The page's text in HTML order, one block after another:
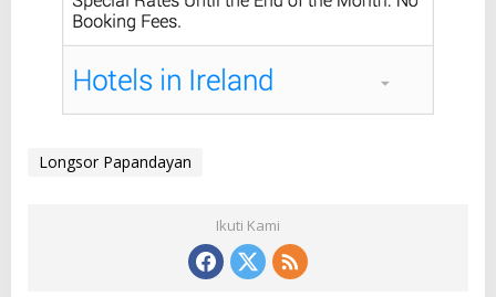
Longsor Papandayan
Ikuti Kami